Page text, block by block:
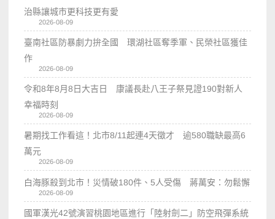
治縣讓城市更科技更有愛
2026-08-09
臺南社區防暴劇力拚全國 環湖社區奪季軍、民榮社區獲佳
作
2026-08-09
令和8年8月8日大吉日 康議長赴八王子祭見證190對新人
幸福時刻
2026-08-09
暑期找工作看這！北市8/11起連4天徵才 逾580職缺最高6
萬元
2026-08-09
白海豚殺到北市！災情破180件、5人受傷 蔣萬安：勿鬆懈
2026-08-09
國軍漢光42號演習桃園地區進行「陸射劍二」防空飛彈系統